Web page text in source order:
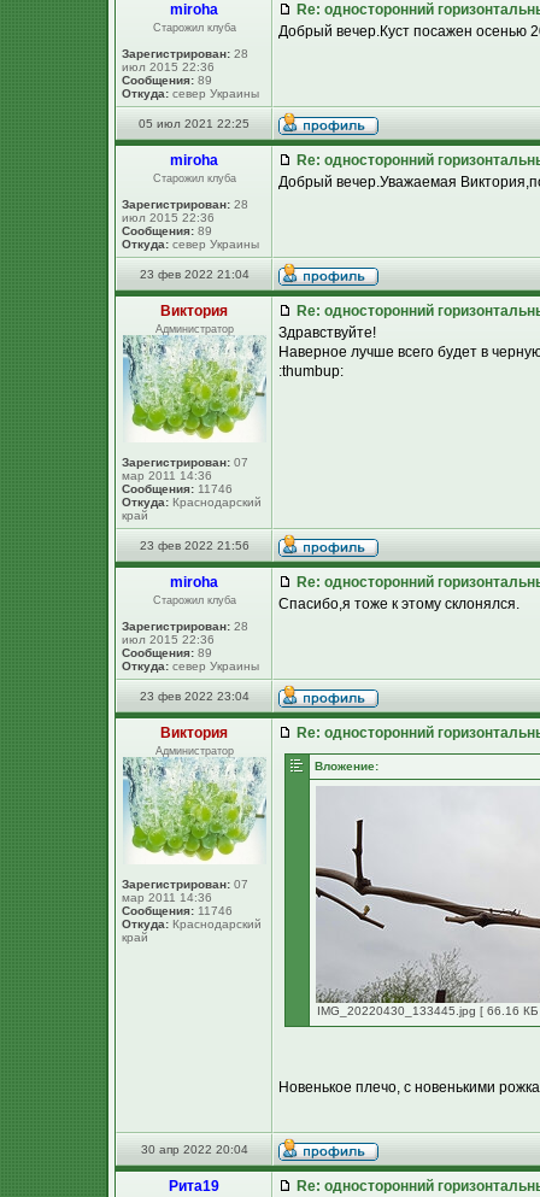
miroha
Старожил клуба
Зарегистрирован: 28
июл 2015 22:36
Сообщения: 89
Откуда: север Украины
Re: односторонний
Добрый вечер.Куст посажен осенью
05 июл 2021 22:25
miroha
Старожил клуба
Зарегистрирован: 28
июл 2015 22:36
Сообщения: 89
Откуда: север Украины
Re: односторонний
Добрый вечер.Уважаемая
23 фев 2022 21:04
Виктория
Администратор
Зарегистрирован: 07
мар 2011 14:36
Сообщения: 11746
Откуда: Краснодарский
край
Re: односторонний
Здравствуйте!
Наверное лучше всего будет в
:thumbup:
23 фев 2022 21:56
miroha
Старожил клуба
Зарегистрирован: 28
июл 2015 22:36
Сообщения: 89
Откуда: север Украины
Re: односторонний
Спасибо,я тоже к этому склонялся.
23 фев 2022 23:04
Виктория
Администратор
Зарегистрирован: 07
мар 2011 14:36
Сообщения: 11746
Откуда: Краснодарский
край
Re: односторонний
Вложение:
IMG_20220430_133445.jpg [ 66.16
Новенькое плечо, с новенькими
30 апр 2022 20:04
Рита19
Re: односторонний